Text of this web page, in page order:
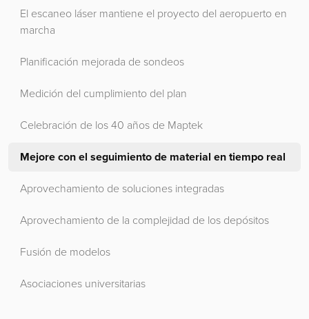
El escaneo láser mantiene el proyecto del aeropuerto en
marcha
Planificación mejorada de sondeos
Medición del cumplimiento del plan
Celebración de los 40 años de Maptek
Mejore con el seguimiento de material en tiempo real
Aprovechamiento de soluciones integradas
Aprovechamiento de la complejidad de los depósitos
Fusión de modelos
Asociaciones universitarias